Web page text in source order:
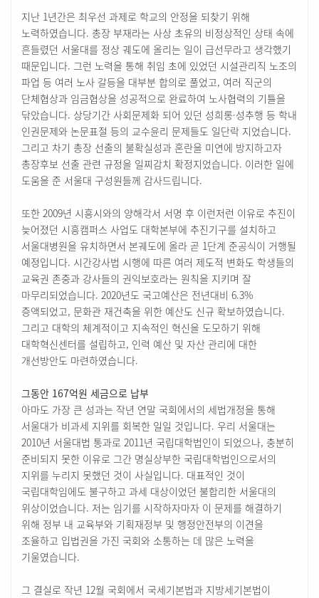
지난 1년간은 최우선 과제로 학교의 안정을 되찾기 위해
노력하였습니다. 총장 부재라는 사상 초유의 비정상적인 상태 속에
흔들렸던 서울대를 정상 궤도에 올리는 일이 급선무라고 생각했기
때문입니다. 그런 노력을 통해 취임 초에 있었던 시설관리직 노조의
파업 등 여러 노사 갈등을 대부분 합의로 풀었고, 여러 직군의
단체협상과 임금협상을 성공적으로 완료하여 노사협력의 기틀을
닦았습니다. 상당기간 사회문제화 되어 있던 성희롱·성추행 등 학내
인권문제와 논문표절 등의 교수윤리 문제들도 일단락 지었습니다.
그리고 차기 총장 선출의 불확실성과 혼란을 미연에 방지하고자
총장후보 선출 관련 규정을 일찌감치 확정지었습니다. 이러한 일에
도움을 준 서울대 구성원들께 감사드립니다.
또한 2009년 시흥시와의 양해각서 서명 후 이런저런 이유로 추진이
늦어졌던 시흥캠퍼스 사업도 대학본부에 추진기구를 설치하고
서울대병원을 유치하면서 본궤도에 올라 곧 1단계 준공식이 거행될
예정입니다. 시간강사법 시행에 따른 여러 제도적 변화도 학생들의
교육권 존중과 강사들의 권익보호라는 원칙을 지키며 잘
마무리되었습니다. 2020년도 국고예산은 전년대비 6.3%
증액되었고, 문화관 재건축을 위한 예산도 신규 확보하였습니다.
그리고 대학의 체계적이고 지속적인 혁신을 도모하기 위해
대학혁신센터를 설립하고, 인력 예산 및 자산 관리에 대한
개선방안도 마련하였습니다.
그동안 167억원 세금으로 납부
아마도 가장 큰 성과는 작년 연말 국회에서의 세법개정을 통해
서울대가 비과세 지위를 회복한 일일 것입니다. 우리 서울대는
2010년 서울대법 통과로 2011년 국립대학법인이 되었으나, 충분히
준비되지 못한 이유로 그간 명실상부한 국립대학법인으로서의
지위를 누리지 못했던 것이 사실입니다. 대표적인 것이
국립대학임에도 불구하고 과세 대상이었던 불합리한 서울대의
위상이었습니다. 저는 임기를 시작하자마자 이 문제를 해결하기
위해 정부 내 교육부와 기획재정부 및 행정안전부의 이견을
조율하고 입법권을 가진 국회와 소통하는 데 많은 노력을
기울였습니다.
그 결실로 작년 12월 국회에서 국세기본법과 지방세기본법이